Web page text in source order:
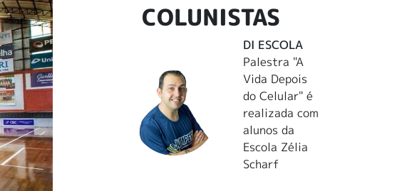
COLUNISTAS
DI ESCOLA
Palestra "A
Vida Depois
do Celular" é
realizada com
alunos da
Escola Zélia
Scharf